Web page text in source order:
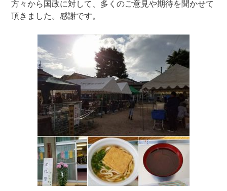
方々から国政に対して、多くのご意見や期待を聞かせて
頂きました。感謝です。